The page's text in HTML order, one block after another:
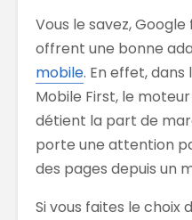
Vous le savez,
offrent une bonne
mobile. En effet,
Mobile First, le
détient la part de
porte une attention
des pages depuis un
Si vous faites le choix